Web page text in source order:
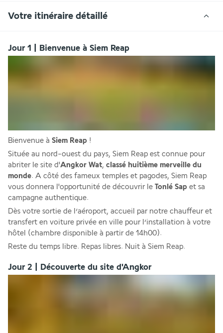
Votre itinéraire détaillé
Jour 1 | Bienvenue à Siem Reap
Bienvenue à Siem Reap !
Située au nord-ouest du pays, Siem Reap est connue pour
abriter le site d'Angkor Wat, classé huitième merveille du
monde. A côté des fameux temples et pagodes, Siem Reap
vous donnera l'opportunité de découvrir le Tonlé Sap et sa
campagne authentique.
Dès votre sortie de l’aéroport, accueil par notre chauffeur et
transfert en voiture privée en ville pour l’installation à votre
hôtel (chambre disponible à partir de 14h00).
Reste du temps libre. Repas libres. Nuit à Siem Reap.
Jour 2 | Découverte du site d'Angkor